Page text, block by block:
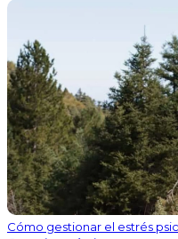
Cómo gestionar el estrés